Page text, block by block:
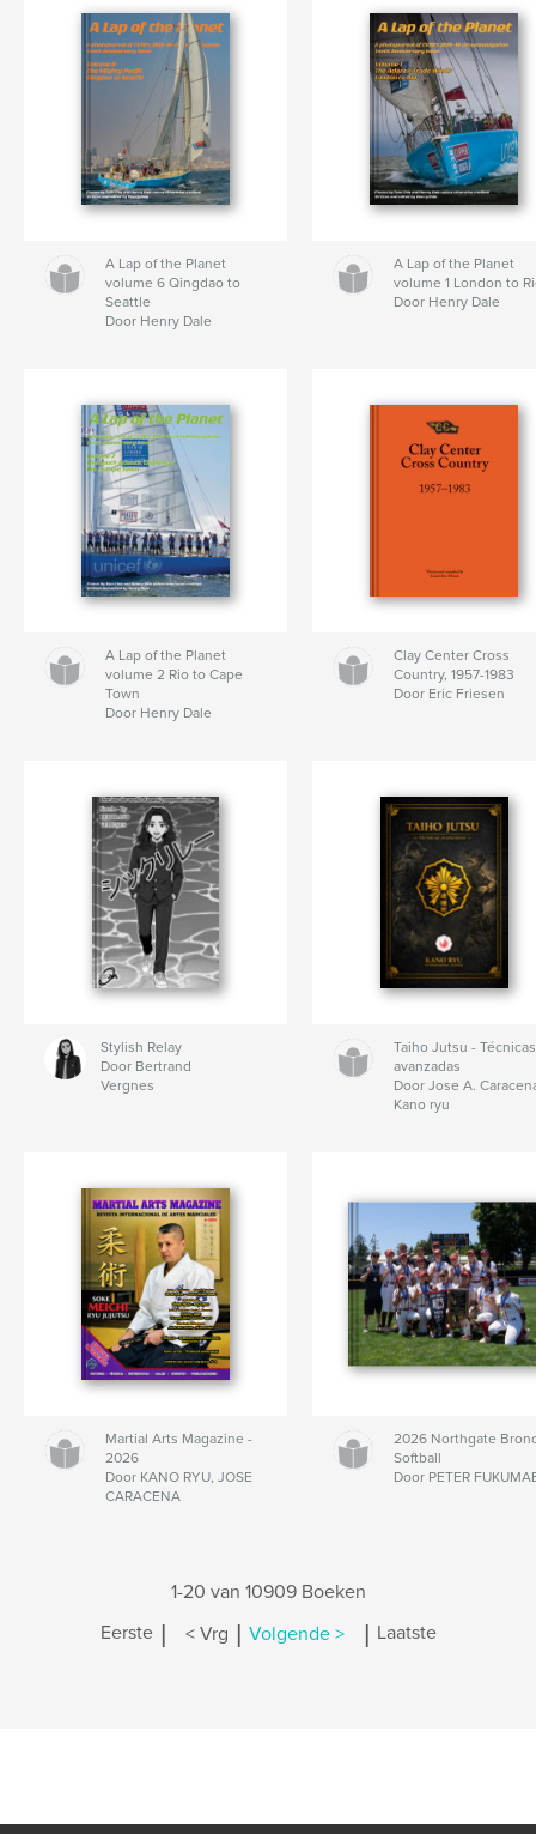
A Lap of the Planet
volume 6 Qingdao to
Seattle
Door Henry Dale
A Lap of the Planet
volume 1 London to
Door Henry Dale
A Lap of the Planet
volume 2 Rio to Cape
Town
Door Henry Dale
Clay Center Cross
Country, 1957-1983
Door Eric Friesen
Stylish Relay
Door Bertrand
Vergnes
Taiho Jutsu - Técnicas
avanzadas
Door Jose A.
Kano ryu
Martial Arts Magazine -
2026
Door KANO RYU, JOSE
CARACENA
2026 Northgate
Softball
Door PETER
1-20 van 10909 Boeken
Eerste | < Vrg | Volgende > | Laatste